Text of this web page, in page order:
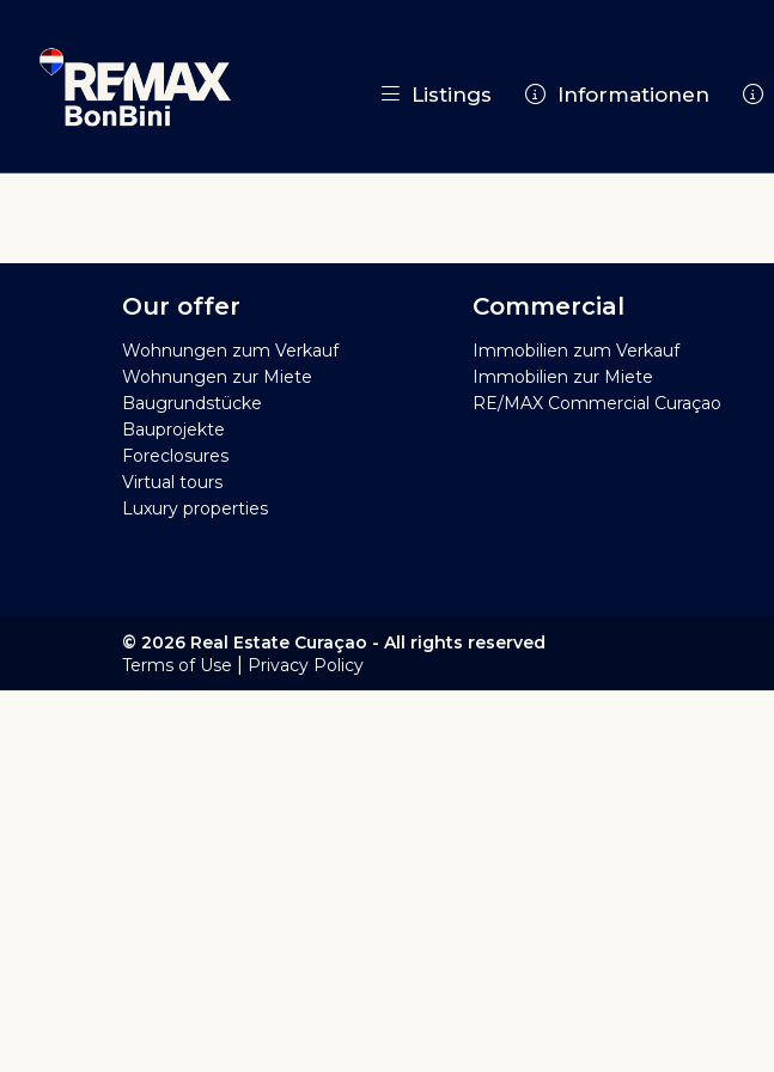
Listings Informationen
Our offer
Wohnungen zum Verkauf
Wohnungen zur Miete
Baugrundstücke
Bauprojekte
Foreclosures
Virtual tours
Luxury properties
Commercial
Immobilien zum Verkauf
Immobilien zur Miete
RE/MAX Commercial Curaçao
© 2026 Real Estate Curaçao - All rights reserved
Terms of Use
Privacy Policy